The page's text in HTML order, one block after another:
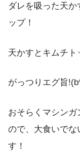
ダレを吸った天
ップ！
天かすとキムチト
がっつりエグ旨
おそらくマシン
ので、大食いでな
す！